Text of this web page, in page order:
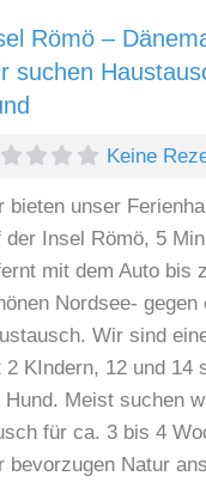
Römö –
suchen
Keine
bieten unser
der Insel Römö, 5
mit dem Auto bis
Nordsee- gegen
Wir sind
2 KIndern, 12 und 14
Hund. Meist suchen
für ca. 3 bis 4
bevorzugen Natur